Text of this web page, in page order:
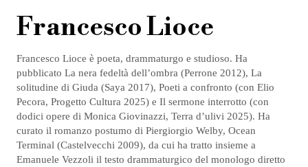
Francesco Lioce
Francesco Lioce è poeta, drammaturgo e studioso. Ha
pubblicato La nera fedeltà dell’ombra (Perrone 2012), La
solitudine di Giuda (Saya 2017), Poeti a confronto (con Elio
Pecora, Progetto Cultura 2025) e Il sermone interrotto (con
dodici opere di Monica Giovinazzi, Terra d’ulivi 2025). Ha
curato il romanzo postumo di Piergiorgio Welby, Ocean
Terminal (Castelvecchi 2009), da cui ha tratto insieme a
Emanuele Vezzoli il testo drammaturgico del monologo diretto